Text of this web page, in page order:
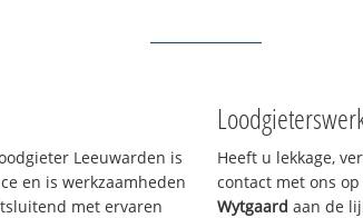
Leeuwarden is
en is werkzaamheden
met ervaren
Heeft u lekkage,
contact met ons
Wytgaard aan de